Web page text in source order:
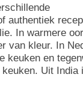
authentiek
In warmere
van kleur. In
keuken en
Uit India